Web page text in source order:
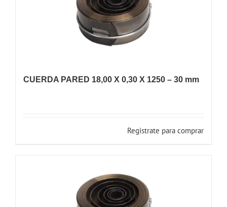
CUERDA PARED 18,00 X 0,30 X 1250 – 30 mm
Registrate para comprar